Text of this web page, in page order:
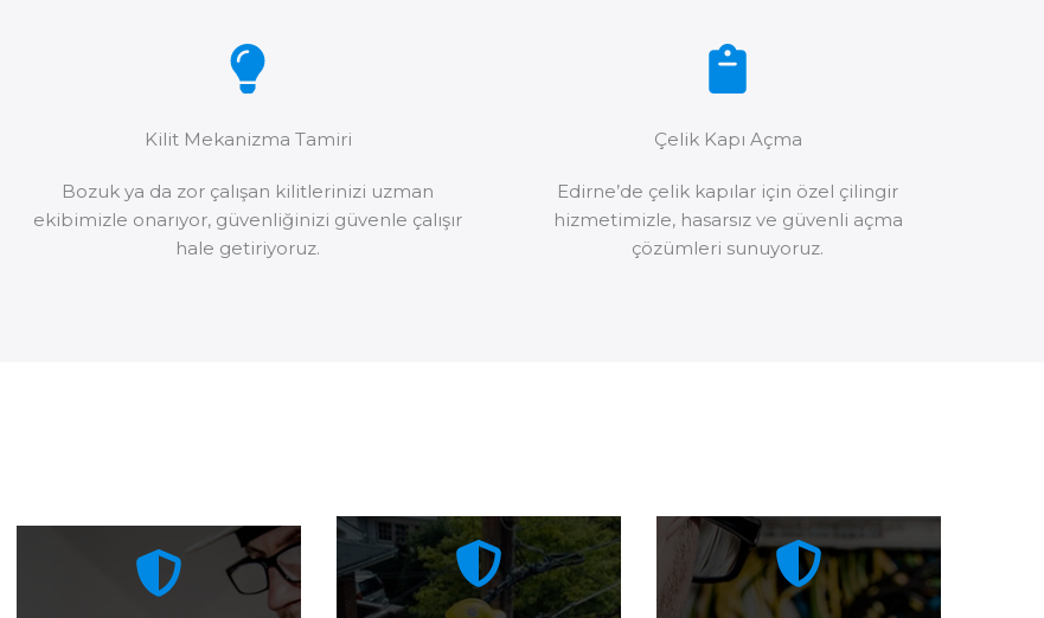
Kilit Mekanizma Tamiri
Bozuk ya da zor çalışan kilitlerinizi uzman
ekibimizle onarıyor, güvenliğinizi güvenle çalışır
hale getiriyoruz.
Çelik Kapı Açma
Edirne’de çelik kapılar için özel çilingir
hizmetimizle, hasarsız ve güvenli açma
çözümleri sunuyoruz.